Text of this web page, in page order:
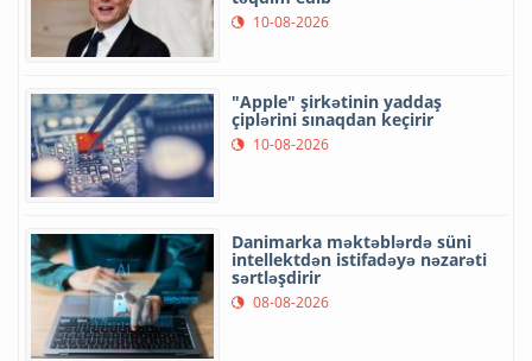
10-08-2026
"Apple" şirkətinin yaddaş
çiplərini sınaqdan keçirir
10-08-2026
Danimarka məktəblərdə süni
intellektdən istifadəyə nəzarəti
sərtləşdirir
08-08-2026